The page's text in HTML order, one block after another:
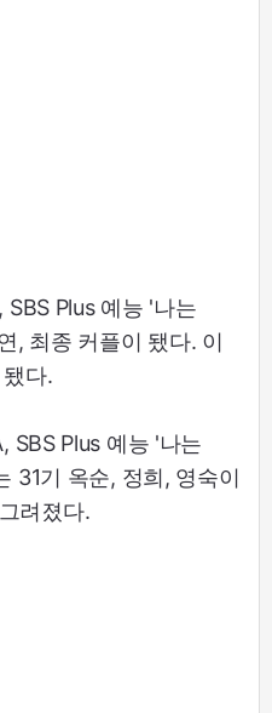
Plus 예능 '나는
, 최종 커플이 됐다. 이
다.
SBS Plus 예능 '나는
31기 옥순, 정희, 영숙이
려졌다.